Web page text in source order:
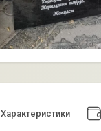
Характеристики